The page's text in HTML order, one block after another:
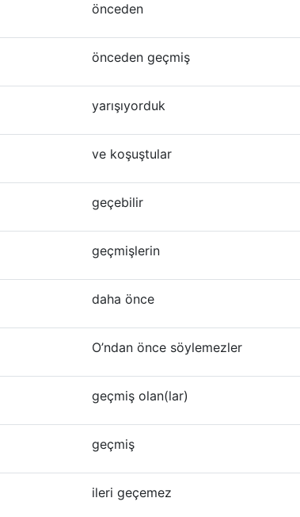
önceden
önceden geçmiş
yarışıyorduk
ve koşuştular
geçebilir
geçmişlerin
daha önce
O’ndan önce söylemezler
geçmiş olan(lar)
geçmiş
ileri geçemez